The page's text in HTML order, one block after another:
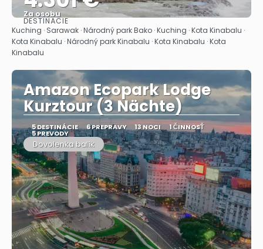
Za osobu
Pozrieť sa
DESTINÁCIE
Kuching · Sarawak · Národný park Bako · Kuching · Kota Kinabalu ·
Kota Kinabalu · Národný park Kinabalu · Kota Kinabalu · Kota
Kinabalu
Amazon Ecopark Lodge
Kurztour (3 Nächte)
5 DESTINÁCIE 6 PREPRAVY 13 NOCI 1 ČINNOSŤ
5 PREVODY
Dovolenka balík